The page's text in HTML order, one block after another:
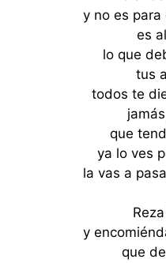
y no es
es
lo que
tus
todos te
que
ya lo ves
la vas a
y
que